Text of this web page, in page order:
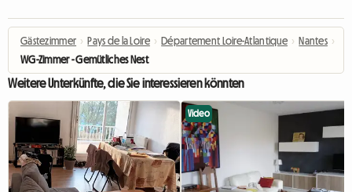
Gästezimmer › Pays de la Loire › Département Loire-Atlantique › Nantes ›
WG-Zimmer - Gemütliches Nest
Weitere Unterkünfte, die Sie interessieren könnten
Video